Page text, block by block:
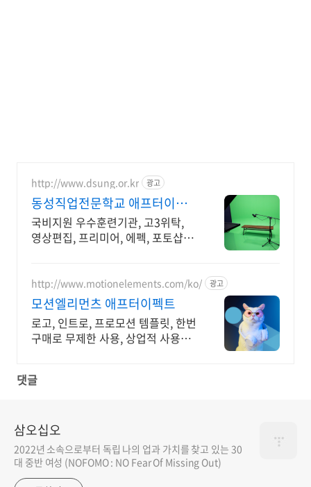
http://www.dsung.or.kr 광고
동성직업전문학교 애프터이펙
트 최신 AI활용 기능 습득
국비지원 우수훈련기관, 고3위탁,
영상편집, 프리미어, 에펙, 포토샵,
실무능력 완성
http://www.motionelements.com/ko/ 광고
모션엘리먼츠 애프터이펙트
로고, 인트로, 프로모션 템플릿, 한번
구매로 무제한 사용, 상업적 사용
댓글
삼오십오
2022년 소속으로부터 독립 나의 업과 가치를 찾고 있는 30
대 중반 여성 (NOFOMO : NO Fear Of Missing Out)